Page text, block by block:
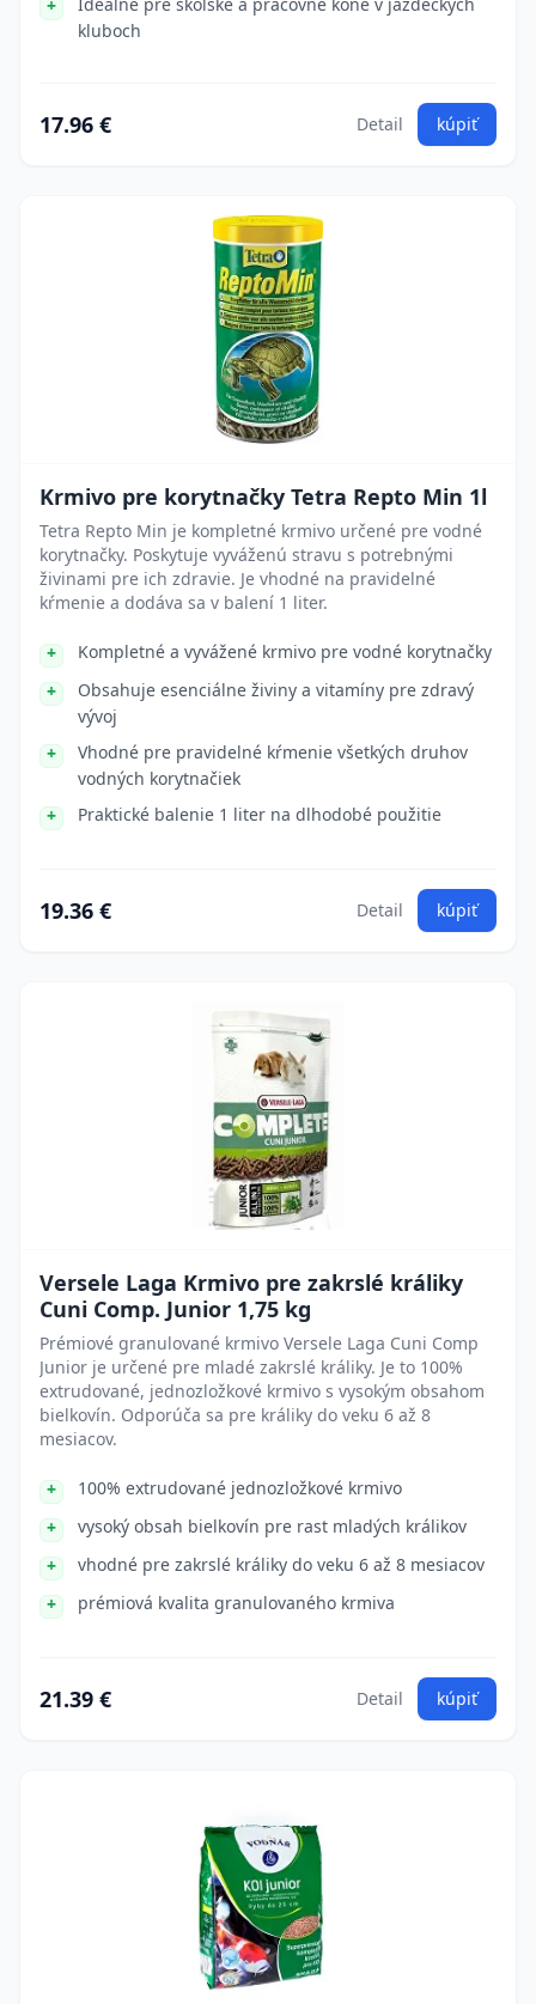
kluboch
17.96 € Detail kúpiť
Krmivo pre korytnačky Tetra Repto Min 1l
Tetra Repto Min je kompletné krmivo určené pre vodné
korytnačky. Poskytuje vyváženú stravu s potrebnými
živinami pre ich zdravie. Je vhodné na pravidelné
kŕmenie a dodáva sa v balení 1 liter.
Kompletné a vyvážené krmivo pre vodné korytnačky
Obsahuje esenciálne živiny a vitamíny pre zdravý
vývoj
Vhodné pre pravidelné kŕmenie všetkých druhov
vodných korytnačiek
Praktické balenie 1 liter na dlhodobé použitie
19.36 € Detail kúpiť
Versele Laga Krmivo pre zakrslé králiky
Cuni Comp. Junior 1,75 kg
Prémiové granulované krmivo Versele Laga Cuni Comp
Junior je určené pre mladé zakrslé králiky. Je to 100%
extrudované, jednozložkové krmivo s vysokým obsahom
bielkovín. Odporúča sa pre králiky do veku 6 až 8
mesiacov.
100% extrudované jednozložkové krmivo
vysoký obsah bielkovín pre rast mladých králikov
vhodné pre zakrslé králiky do veku 6 až 8 mesiacov
prémiová kvalita granulovaného krmiva
21.39 € Detail kúpiť